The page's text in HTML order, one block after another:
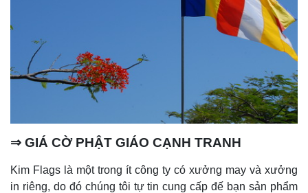
⇒ GIÁ CỜPHẬT GIÁO CẠNH TRANH
Kim Flags là một trong ít công ty có xưởng may và xưởng
in riêng, do đó chúng tôi tự tin cung cấp đế bạn sản phẩm